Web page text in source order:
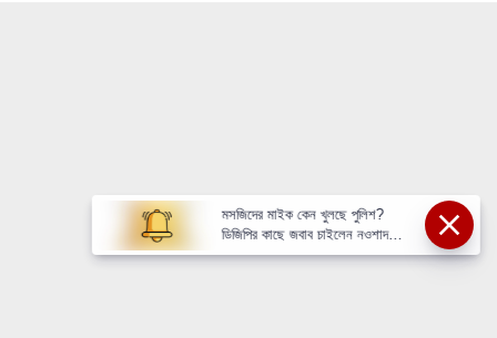
মসজিদের মাইক কেন খুলছে পুলিশ?
ডিজিপির কাছে জবাব চাইলেন নওশাদ
সিদ্দিকী; ব্যাখ্যা না মিললে আইনি পদক্ষেপের